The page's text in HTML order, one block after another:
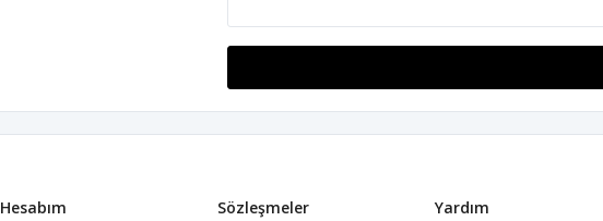
Hesabım Sözleşmeler Yardım